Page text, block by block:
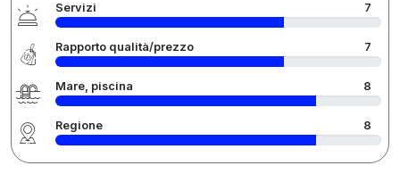
Servizi 7
Rapporto qualità/prezzo 7
Mare, piscina 8
Regione 8